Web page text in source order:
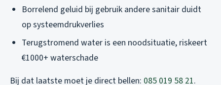
Borrelend geluid bij gebruik andere sanitair duidt
op systeemdrukverlies
Terugstromend water is een noodsituatie, riskeert
€1000+ waterschade
Bij dat laatste moet je direct bellen: 085 019 58 21.